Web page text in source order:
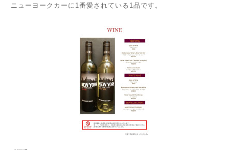
ニューヨークカーに 1番愛されている 1品です。